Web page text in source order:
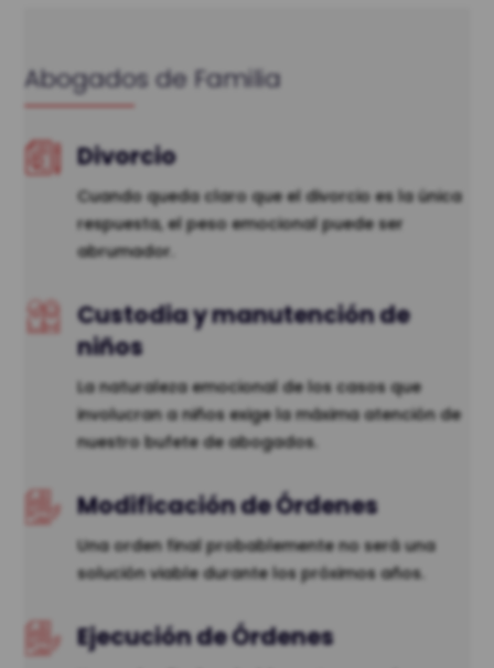
Abogados de Familia
Divorcio
Cuando queda claro que el divorcio es la única
respuesta, el peso emocional puede ser
abrumador.
Custodia y manutención de
niños
La naturaleza emocional de los casos que
involucran a niños exige la máxima atención de
nuestro bufete de abogados.
Modificación de Órdenes
Una orden final probablemente no será una
solución viable durante los próximos años.
Ejecución de Órdenes